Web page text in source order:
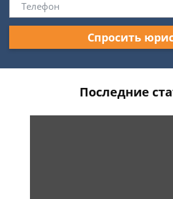
Спросить
Последние